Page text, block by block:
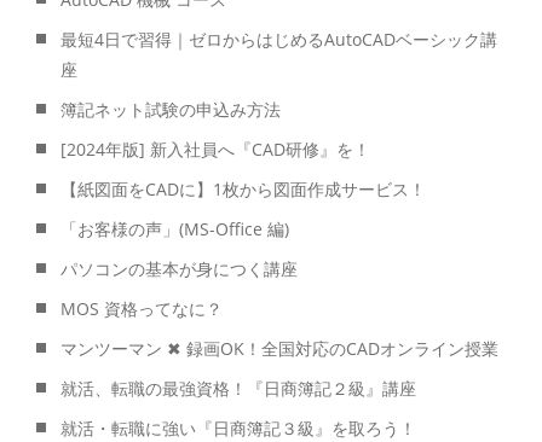
最短4日で習得｜ゼロからはじめるAutoCADベーシック講
座
簿記ネット試験の申込み方法
[2024年版] 新入社員へ『CAD研修』を！
【紙図面をCADに】1枚から図面作成サービス！
「お客様の声」(MS-Office 編)
パソコンの基本が身につく講座
MOS 資格ってなに？
マンツーマン ✖ 録画OK！全国対応のCADオンライン授業
就活、転職の最強資格！『日商簿記２級』講座
就活・転職に強い『日商簿記３級』を取ろう！